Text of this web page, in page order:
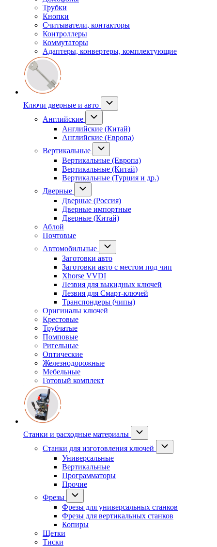
Трубки
Кнопки
Считыватели, контакторы
Контроллеры
Коммутаторы
Адаптеры, конвертеры, комплектующие
Ключи дверные и авто
Английские
Английские (Китай)
Английские (Европа)
Вертикальные
Вертикальные (Европа)
Вертикальные (Китай)
Вертикальные (Турция и др.)
Дверные
Дверные (Россия)
Дверные импортные
Дверные (Китай)
Аблой
Почтовые
Автомобильные
Заготовки авто
Заготовки авто с местом под чип
Xhorse VVDI
Лезвия для выкидных ключей
Лезвия для Смарт-ключей
Транспондеры (чипы)
Оригиналы ключей
Крестовые
Трубчатые
Помповые
Ригельные
Оптические
Железнодорожные
Мебельные
Готовый комплект
Станки и расходные материалы
Станки для изготовления ключей
Универсальные
Вертикальные
Программаторы
Прочие
Фрезы
Фрезы для универсальных станков
Фрезы для вертикальных станков
Копиры
Щетки
Тиски